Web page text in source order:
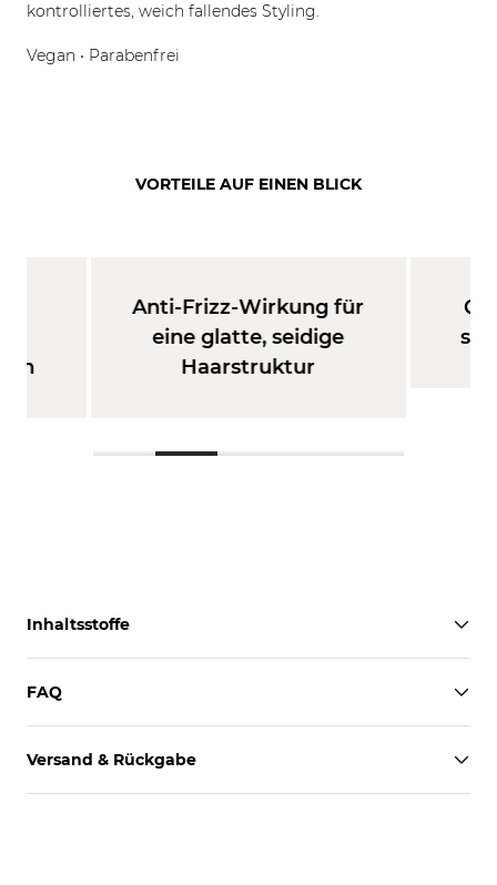
kontrolliertes, weich fallendes Styling.
Vegan • Parabenfrei
VORTEILE AUF EINEN BLICK
Anti-Frizz-Wirkung für
eine glatte, seidige
Haarstruktur
Inhaltsstoffe
FAQ
Versand & Rückgabe